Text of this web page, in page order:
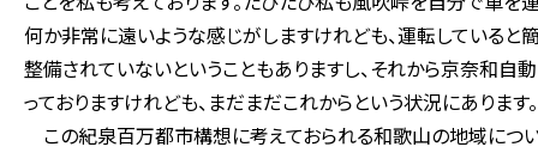
何か非常に遠いような感じがしますけれども、運転している
整備されていないということもありますし、それから京奈和
っておりますけれども、まだまだこれからという状況にあります。
この紀泉百万都市構想に考えておられる和歌山の地域につ